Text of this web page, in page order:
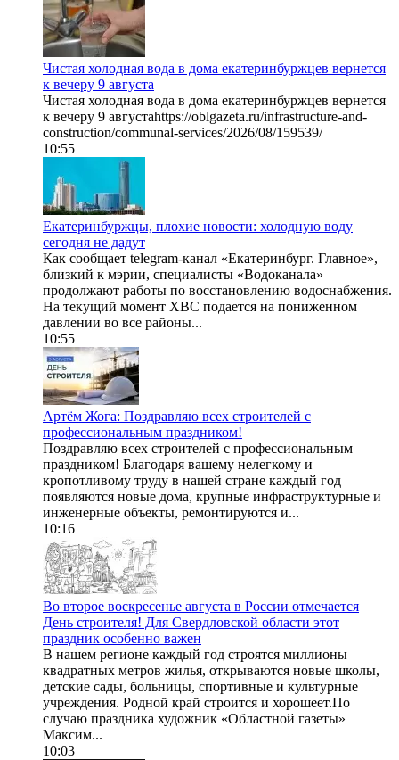
Чистая холодная вода в дома екатеринбуржцев вернется
к вечеру 9 августа
Чистая холодная вода в дома екатеринбуржцев вернется
к вечеру 9 августаhttps://oblgazeta.ru/infrastructure-and-
construction/communal-services/2026/08/159539/
10:55
Екатеринбуржцы, плохие новости: холодную воду
сегодня не дадут
Как сообщает telegram-канал «Екатеринбург. Главное»,
близкий к мэрии, специалисты «Водоканала»
продолжают работы по восстановлению водоснабжения.
На текущий момент ХВС подается на пониженном
давлении во все районы...
10:55
Артём Жога: Поздравляю всех строителей с
профессиональным праздником!
Поздравляю всех строителей с профессиональным
праздником! Благодаря вашему нелегкому и
кропотливому труду в нашей стране каждый год
появляются новые дома, крупные инфраструктурные и
инженерные объекты, ремонтируются и...
10:16
Во второе воскресенье августа в России отмечается
День строителя! Для Свердловской области этот
праздник особенно важен
В нашем регионе каждый год строятся миллионы
квадратных метров жилья, открываются новые школы,
детские сады, больницы, спортивные и культурные
учреждения. Родной край строится и хорошеет.По
случаю праздника художник «Областной газеты»
Максим...
10:03